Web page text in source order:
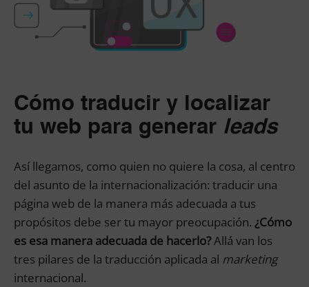
Cómo traducir y localizar
tu web para generar leads
Así llegamos, como quien no quiere la cosa, al centro
del asunto de la internacionalización: traducir una
página web de la manera más adecuada a tus
propósitos debe ser tu mayor preocupación. ¿Cómo
es esa manera adecuada de hacerlo?Allá van los
tres pilares de la traducción aplicada al marketing
internacional.